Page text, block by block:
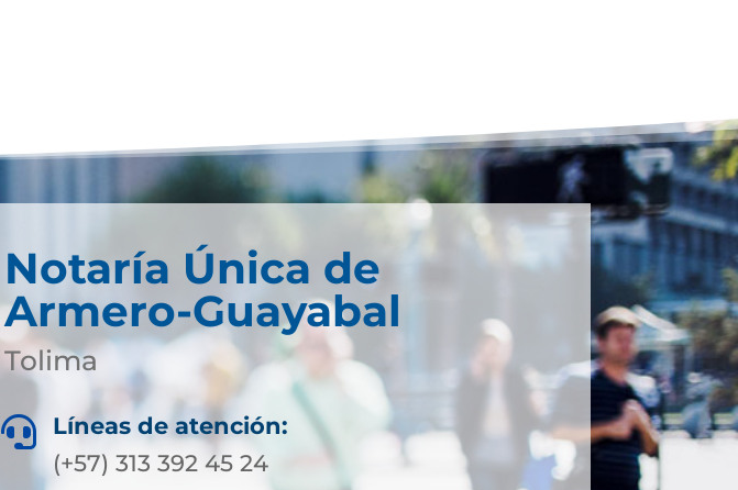
Notaría Única de
Armero-Guayabal
Tolima

Líneas de atención:
(+57) 313 392 45 24